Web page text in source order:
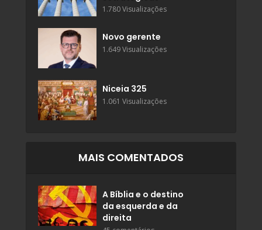
1.780 Visualizações
Novo gerente
1.649 Visualizações
Niceia 325
1.061 Visualizações
MAIS COMENTADOS
A Bíblia e o destino
da esquerda e da
direita